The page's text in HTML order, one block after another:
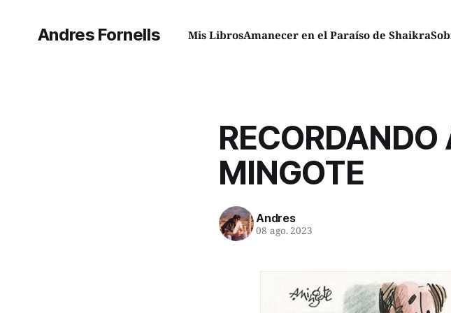
Andres Fornells Mis LibrosAmanecer en el Paraíso de Shaikra
MINGOTE
Andres
08 ago. 2023